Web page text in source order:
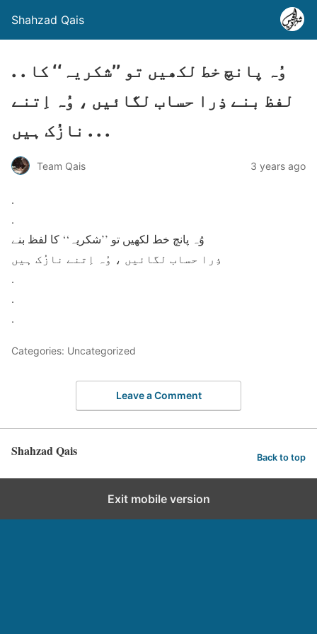
Shahzad Qais
. . وُہ پانچ خط لکھیں تو ’’شکریہ‘‘ کا
لفظ بنے ذِرا حساب لگائیں ، وُہ اِتنے
نازُک ہیں . . .
Team Qais 3 years ago
.
.
وُہ پانچ خط لکھیں تو ’’شکریہ‘‘ کا لفظ بنے
ذِرا حساب لگائیں ، وُہ اِتنے نازُک ہیں
.
.
.
Categories: Uncategorized
Leave a Comment
Shahzad Qais Back to top
Exit mobile version